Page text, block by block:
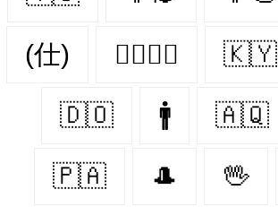
(仕) 👩‍❤️‍💋‍👨 🇰🇾
🇩🇴 🚹 🇦🇶
🇵🇦 🎩 🖖